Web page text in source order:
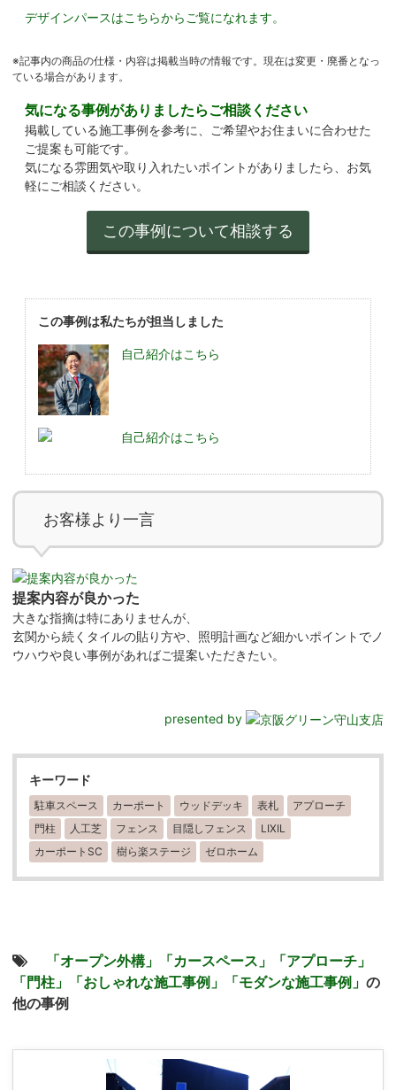
デザインパースはこちらからご覧になれます。
※記事内の商品の仕様・内容は掲載当時の情報です。現在は変更・廃番となっ
ている場合があります。
気になる事例がありましたらご相談ください
掲載している施工事例を参考に、ご希望やお住まいに合わせた
ご提案も可能です。
気になる雰囲気や取り入れたいポイントがありましたら、お気
軽にご相談ください。
この事例は私たちが担当しました
自己紹介はこちら
自己紹介はこちら
お客様より一言
提案内容が良かった
大きな指摘は特にありませんが、
玄関から続くタイルの貼り方や、照明計画など細かいポイントでノ
ウハウや良い事例があればご提案いただきたい。
presented by
キーワード
駐車スペース カーポート ウッドデッキ 表札
アプローチ
門柱
人工芝 フェンス 目隠しフェンス
LIXIL
カーポートSC
樹ら楽ステージ ゼロホーム
「オープン外構」 「カースペース」
「アプローチ」
「門柱」
「おしゃれな施工事例」 「モダンな施工事例」 の
他の事例